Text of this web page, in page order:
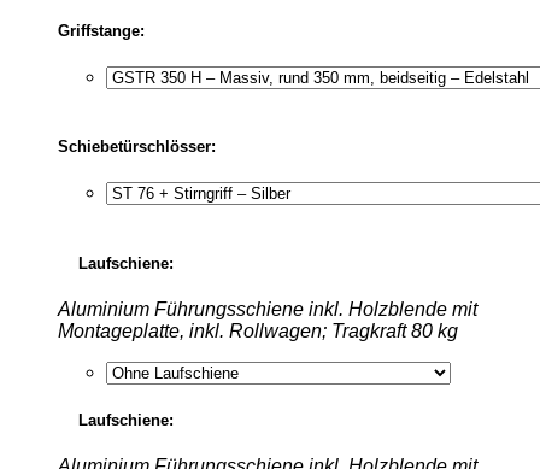
Griffstange:
Schiebetürschlösser:
Laufschiene:
Aluminium Führungsschiene inkl. Holzblende mit
Montageplatte, inkl. Rollwagen; Tragkraft 80 kg
Laufschiene: